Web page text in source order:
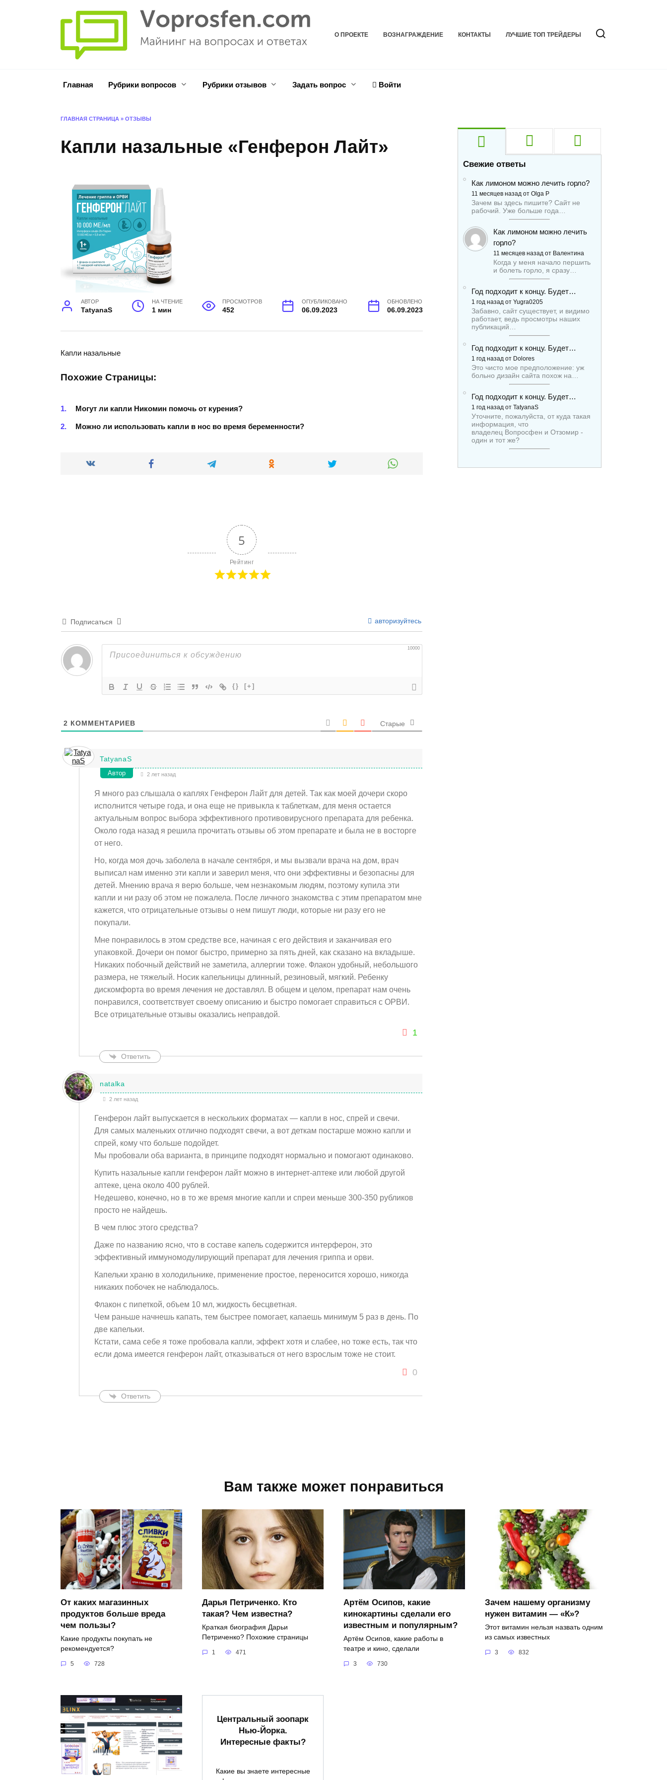
О ПРОЕКТЕ ВОЗНАГРАЖДЕНИЕ КОНТАКТЫ ЛУЧШИЕ ТОП ТРЕЙДЕРЫ
Главная Рубрики вопросов Рубрики отзывов Задать вопрос Войти
ГЛАВНАЯ СТРАНИЦА » ОТЗЫВЫ
Капли назальные «Генферон Лайт»
АВТОР
TatyanaS
НА ЧТЕНИЕ
1 мин
ПРОСМОТРОВ
452
ОПУБЛИКОВАНО
06.09.2023
ОБНОВЛЕНО
06.09.2023
Капли назальные
Похожие Страницы:
Могут ли капли Никомин помочь от курения?
Можно ли использовать капли в нос во время беременности?
5
Рейтинг
Подписаться авторизуйтесь
10000
{} [+]
2 КОММЕНТАРИЕВ Старые
TatyanaS
Автор 2 лет назад
Я много раз слышала о каплях Генферон Лайт для детей. Так как моей дочери скоро
исполнится четыре года, и она еще не привыкла к таблеткам, для меня остается
актуальным вопрос выбора эффективного противовирусного препарата для ребенка.
Около года назад я решила прочитать отзывы об этом препарате и была не в восторге
от него.
Но, когда моя дочь заболела в начале сентября, и мы вызвали врача на дом, врач
выписал нам именно эти капли и заверил меня, что они эффективны и безопасны для
детей. Мнению врача я верю больше, чем незнакомым людям, поэтому купила эти
капли и ни разу об этом не пожалела. После личного знакомства с этим препаратом мне
кажется, что отрицательные отзывы о нем пишут люди, которые ни разу его не
покупали.
Мне понравилось в этом средстве все, начиная с его действия и заканчивая его
упаковкой. Дочери он помог быстро, примерно за пять дней, как сказано на вкладыше.
Никаких побочный действий не заметила, аллергии тоже. Флакон удобный, небольшого
размера, не тяжелый. Носик капельницы длинный, резиновый, мягкий. Ребенку
дискомфорта во время лечения не доставлял. В общем и целом, препарат нам очень
понравился, соответствует своему описанию и быстро помогает справиться с ОРВИ.
Все отрицательные отзывы оказались неправдой.
1
Ответить
natalka
2 лет назад
Генферон лайт выпускается в нескольких форматах — капли в нос, спрей и свечи.
Для самых маленьких отлично подходят свечи, а вот деткам постарше можно капли и
спрей, кому что больше подойдет.
Мы пробовали оба варианта, в принципе подходят нормально и помогают одинаково.
Купить назальные капли генферон лайт можно в интернет-аптеке или любой другой
аптеке, цена около 400 рублей.
Недешево, конечно, но в то же время многие капли и спреи меньше 300-350 рубликов
просто не найдешь.
В чем плюс этого средства?
Даже по названию ясно, что в составе капель содержится интерферон, это
эффективный иммуномодулирующий препарат для лечения гриппа и орви.
Капельки храню в холодильнике, применение простое, переносится хорошо, никогда
никаких побочек не наблюдалось.
Флакон с пипеткой, объем 10 мл, жидкость бесцветная.
Чем раньше начнешь капать, тем быстрее помогает, капаешь минимум 5 раз в день. По
две капельки.
Кстати, сама себе я тоже пробовала капли, эффект хотя и слабее, но тоже есть, так что
если дома имеется генферон лайт, отказываться от него взрослым тоже не стоит.
0
Ответить
Свежие ответы
Как лимоном можно лечить горло?
11 месяцев назад от Olga P
Зачем вы здесь пишите? Сайт не
рабочий. Уже больше года…
Как лимоном можно лечить
горло?
11 месяцев назад от Валентина
Когда у меня начало першить
и болеть горло, я сразу…
Год подходит к концу. Будет…
1 год назад от Yugra0205
Забавно, сайт существует, и видимо
работает, ведь просмотры наших
публикаций…
Год подходит к концу. Будет…
1 год назад от Dolores
Это чисто мое предположение: уж
больно дизайн сайта похож на…
Год подходит к концу. Будет…
1 год назад от TatyanaS
Уточните, пожалуйста, от куда такая
информация, что
владелец Вопросфен и Отзомир -
один и тот же?
Вам также может понравиться
От каких магазинных
продуктов больше вреда
чем пользы?
Какие продукты покупать не
рекомендуется?
5 728
Дарья Петриченко. Кто
такая? Чем известна?
Краткая биография Дарьи
Петриченко? Похожие страницы
1 471
Артём Осипов, какие
кинокартины сделали его
известным и популярным?
Артём Осипов, какие работы в
театре и кино, сделали
3 730
Зачем нашему организму
нужен витамин — «К»?
Этот витамин нельзя назвать одним
из самых известных
3 832
Центральный зоопарк
Нью-Йорка.
Интересные факты?
Какие вы знаете интересные